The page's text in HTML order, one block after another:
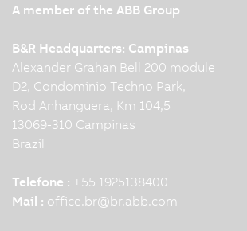
A member of the ABB Group
B&R Headquarters: Campinas
Alexander Grahan Bell 200 module
D2, Condominio Techno Park,
Rod Anhanguera, Km 104,5
13069-310 Campinas
Brazil
Telefone : +55 1925138400
Mail : office.br@br.abb.com